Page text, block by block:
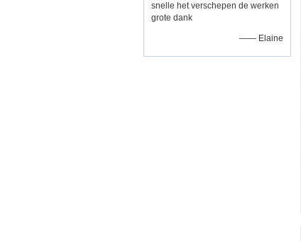
snelle het verschepen de werken
grote dank
—— Elaine